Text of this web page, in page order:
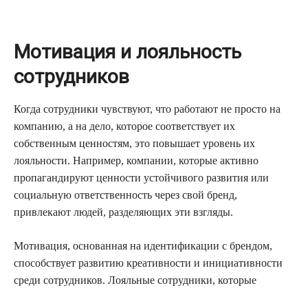
Мотивация и лояльность
сотрудников
Когда сотрудники чувствуют, что работают не просто на
компанию, а на дело, которое соответствует их
собственным ценностям, это повышает уровень их
лояльности. Например, компании, которые активно
пропагандируют ценности устойчивого развития или
социальную ответственность через свой бренд,
привлекают людей, разделяющих эти взгляды.
Мотивация, основанная на идентификации с брендом,
способствует развитию креативности и инициативности
среди сотрудников. Лояльные сотрудники, которые